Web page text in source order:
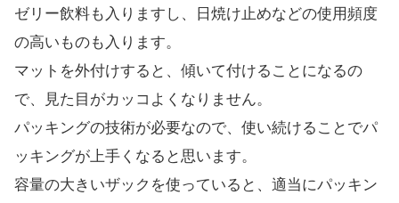
ゼリー飲料も入りますし、日焼け止めなどの使用頻度
の高いものも入ります。
マットを外付けすると、傾いて付けることになるの
で、見た目がカッコよくなりません。
パッキングの技術が必要なので、使い続けることでパ
ッキングが上手くなると思います。
容量の大きいザックを使っていると、適当にパッキン